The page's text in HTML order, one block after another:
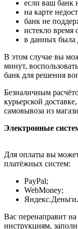
если ваш банк
на карте
банк не
истекло время
в данных была
В этом случае вы
минут,
банк для решения
Безналичным
курьерской
самовывоза из
Электронные
Для оплаты вы
платёжных систем:
PayPal;
WebMoney;
Яндекс.Деньги.
Вас перенаправит
инструкциям,